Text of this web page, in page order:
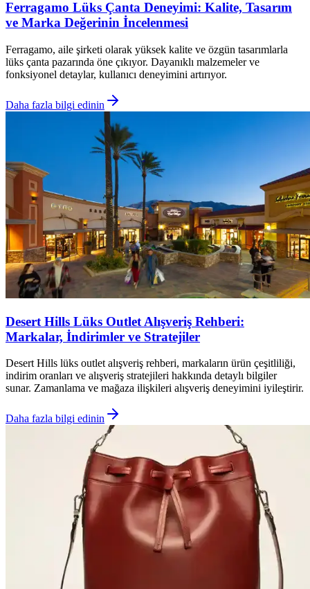
Ferragamo Lüks Çanta Deneyimi: Kalite, Tasarım
ve Marka Değerinin İncelenmesi
Ferragamo, aile şirketi olarak yüksek kalite ve özgün tasarımlarla
lüks çanta pazarında öne çıkıyor. Dayanıklı malzemeler ve
fonksiyonel detaylar, kullanıcı deneyimini artırıyor.
Daha fazla bilgi edinin
Desert Hills Lüks Outlet Alışveriş Rehberi:
Markalar, İndirimler ve Stratejiler
Desert Hills lüks outlet alışveriş rehberi, markaların ürün çeşitliliği,
indirim oranları ve alışveriş stratejileri hakkında detaylı bilgiler
sunar. Zamanlama ve mağaza ilişkileri alışveriş deneyimini iyileştirir.
Daha fazla bilgi edinin